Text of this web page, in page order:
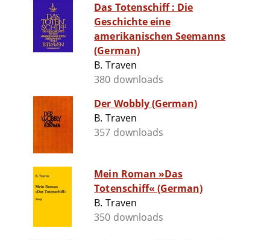
Das Totenschiff : Die
Geschichte eine
amerikanischen Seemanns
(German)
B. Traven
380 downloads
Der Wobbly (German)
B. Traven
357 downloads
Mein Roman »Das
Totenschiff« (German)
B. Traven
350 downloads